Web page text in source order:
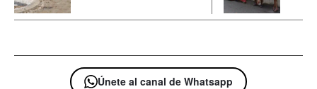
Únete al canal de Whatsapp